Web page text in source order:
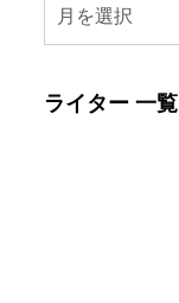
月を選択
ライター 一覧